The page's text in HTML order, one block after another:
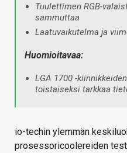
Tuulettimen RGB-
sammuttaa
Laatuvaikutelma ja
Huomioitavaa:
LGA 1700 -
toistaiseksi tarkkaa
io-techin ylemmän
prosessoricoolereiden